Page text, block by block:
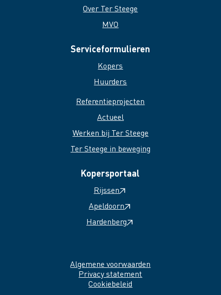
Over Ter Steege
MVO
Serviceformulieren
Kopers
Huurders
Referentieprojecten
Actueel
Werken bij Ter Steege
Ter Steege in beweging
Kopersportaal
Rijssen
Apeldoorn
Hardenberg
Algemene voorwaarden
Privacy statement
Cookiebeleid